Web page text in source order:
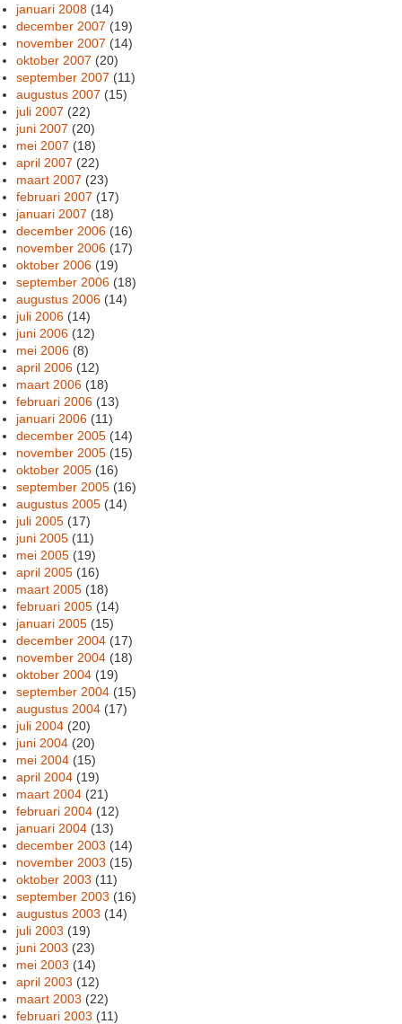
januari 2008 (14)
december 2007 (19)
november 2007 (14)
oktober 2007 (20)
september 2007 (11)
augustus 2007 (15)
juli 2007 (22)
juni 2007 (20)
mei 2007 (18)
april 2007 (22)
maart 2007 (23)
februari 2007 (17)
januari 2007 (18)
december 2006 (16)
november 2006 (17)
oktober 2006 (19)
september 2006 (18)
augustus 2006 (14)
juli 2006 (14)
juni 2006 (12)
mei 2006 (8)
april 2006 (12)
maart 2006 (18)
februari 2006 (13)
januari 2006 (11)
december 2005 (14)
november 2005 (15)
oktober 2005 (16)
september 2005 (16)
augustus 2005 (14)
juli 2005 (17)
juni 2005 (11)
mei 2005 (19)
april 2005 (16)
maart 2005 (18)
februari 2005 (14)
januari 2005 (15)
december 2004 (17)
november 2004 (18)
oktober 2004 (19)
september 2004 (15)
augustus 2004 (17)
juli 2004 (20)
juni 2004 (20)
mei 2004 (15)
april 2004 (19)
maart 2004 (21)
februari 2004 (12)
januari 2004 (13)
december 2003 (14)
november 2003 (15)
oktober 2003 (11)
september 2003 (16)
augustus 2003 (14)
juli 2003 (19)
juni 2003 (23)
mei 2003 (14)
april 2003 (12)
maart 2003 (22)
februari 2003 (11)